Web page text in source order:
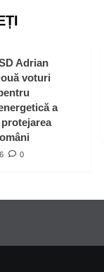
Adrian
voturi
a
0